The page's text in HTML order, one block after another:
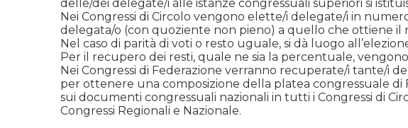
delle/dei delegate/i alle istanze congressuali superiori si
Nei Congressi di Circolo vengono elette/i delegate/i in
delegata/o (con quoziente non pieno) a quello che ottiene il
Nel caso di parità di voti o resto uguale, si dà luogo
Per il recupero dei resti, quale ne sia la percentuale,
Nei Congressi di Federazione verranno recuperate/i tante/i
per ottenere una composizione della platea congressuale
sui documenti congressuali nazionali in tutti i Congressi di
Congressi Regionali e Nazionale.